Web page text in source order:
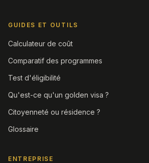
GUIDES ET OUTILS
Calculateur de coût
Comparatif des programmes
Test d'éligibilité
Qu'est-ce qu'un golden visa ?
Citoyenneté ou résidence ?
Glossaire
ENTREPRISE